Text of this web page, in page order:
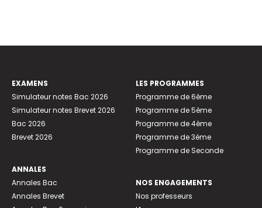
EXAMENS
Simulateur notes Bac 2026
Simulateur notes Brevet 2026
Bac 2026
Brevet 2026
ANNALES
Annales Bac
Annales Brevet
LES PROGRAMMES
Programme de 6ème
Programme de 5ème
Programme de 4ème
Programme de 3ème
Programme de Seconde
NOS ENGAGEMENTS
Nos professeurs